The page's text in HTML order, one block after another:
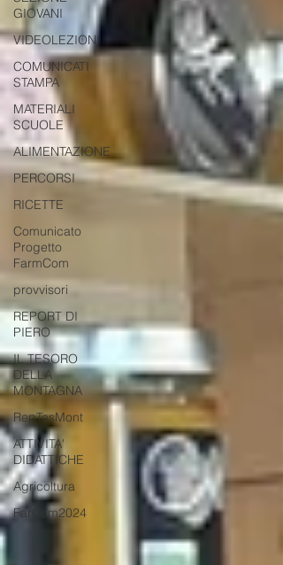
GIOVANI
VIDEOLEZIONI
COMUNICATI
STAMPA
MATERIALI
SCUOLE
ALIMENTAZIONE
PERCORSI
RICETTE
Comunicato
Progetto
FarmCom
provvisori
REPORT DI
PIERO
IL TESORO
DELLA
MONTAGNA
RepTesMont
ATTIVITA'
DIDATTICHE
Agricoltura
FarCom2024